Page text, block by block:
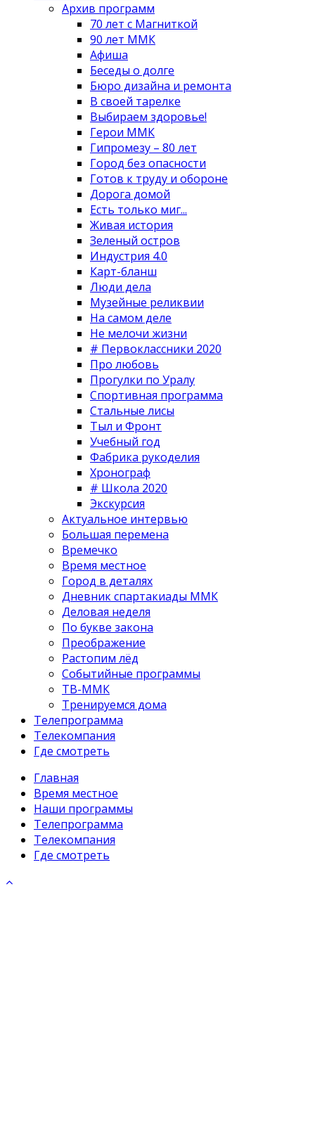
Архив программ
70 лет с Магниткой
90 лет ММК
Афиша
Беседы о долге
Бюро дизайна и ремонта
В своей тарелке
Выбираем здоровье!
Герои ММК
Гипромезу – 80 лет
Город без опасности
Готов к труду и обороне
Дорога домой
Есть только миг...
Живая история
Зеленый остров
Индустрия 4.0
Карт-бланш
Люди дела
Музейные реликвии
На самом деле
Не мелочи жизни
# Первоклассники 2020
Про любовь
Прогулки по Уралу
Спортивная программа
Стальные лисы
Тыл и Фронт
Учебный год
Фабрика рукоделия
Хронограф
# Школа 2020
Экскурсия
Актуальное интервью
Большая перемена
Времечко
Время местное
Город в деталях
Дневник спартакиады ММК
Деловая неделя
По букве закона
Преображение
Растопим лёд
Событийные программы
ТВ-ММК
Тренируемся дома
Телепрограмма
Телекомпания
Где смотреть
Главная
Время местное
Наши программы
Телепрограмма
Телекомпания
Где смотреть